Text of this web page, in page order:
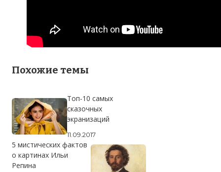
Похожие темы
Топ-10 самых
сказочных
экранизаций
11.09.2017
5 мистических фактов
о картинах Ильи
Репина